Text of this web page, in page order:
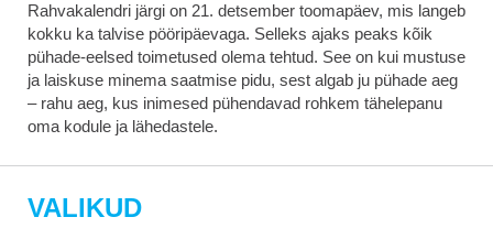
Rahvakalendri järgi on 21. detsember toomapäev, mis langeb
kokku ka talvise pööripäevaga. Selleks ajaks peaks kõik
pühade-eelsed toimetused olema tehtud. See on kui mustuse
ja laiskuse minema saatmise pidu, sest algab ju pühade aeg
– rahu aeg, kus inimesed pühendavad rohkem tähelepanu
oma kodule ja lähedastele.
VALIKUD